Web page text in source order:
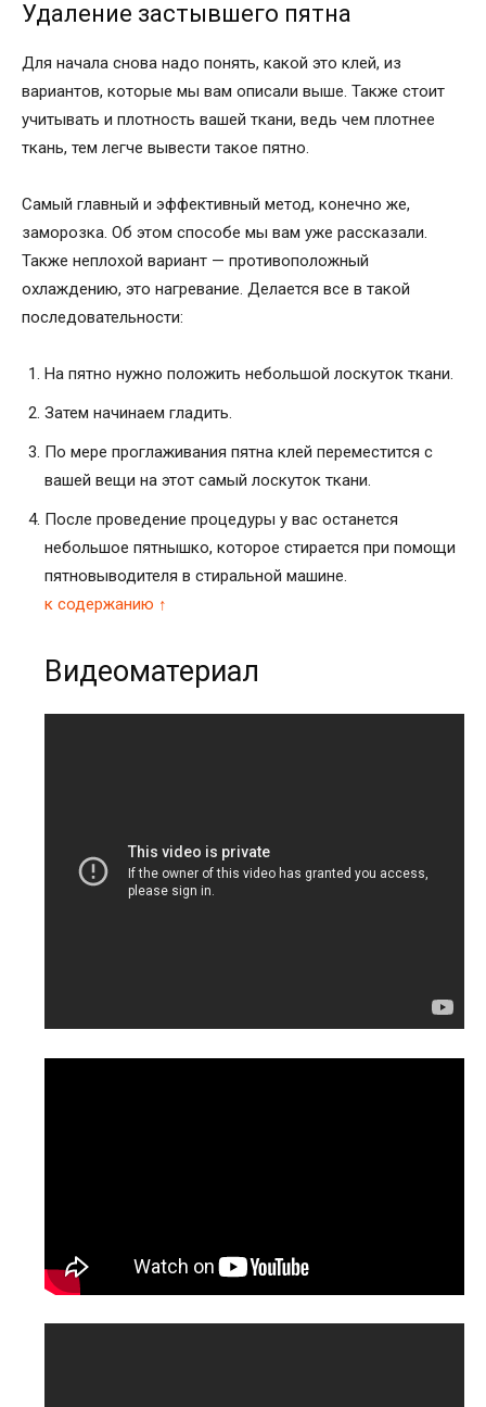
Удаление застывшего пятна
Для начала снова надо понять, какой это клей, из
вариантов, которые мы вам описали выше. Также стоит
учитывать и плотность вашей ткани, ведь чем плотнее
ткань, тем легче вывести такое пятно.
Самый главный и эффективный метод, конечно же,
заморозка. Об этом способе мы вам уже рассказали.
Также неплохой вариант — противоположный
охлаждению, это нагревание. Делается все в такой
последовательности:
На пятно нужно положить небольшой лоскуток ткани.
Затем начинаем гладить.
По мере проглаживания пятна клей переместится с
вашей вещи на этот самый лоскуток ткани.
После проведение процедуры у вас останется
небольшое пятнышко, которое стирается при помощи
пятновыводителя в стиральной машине.
к содержанию ↑
Видеоматериал